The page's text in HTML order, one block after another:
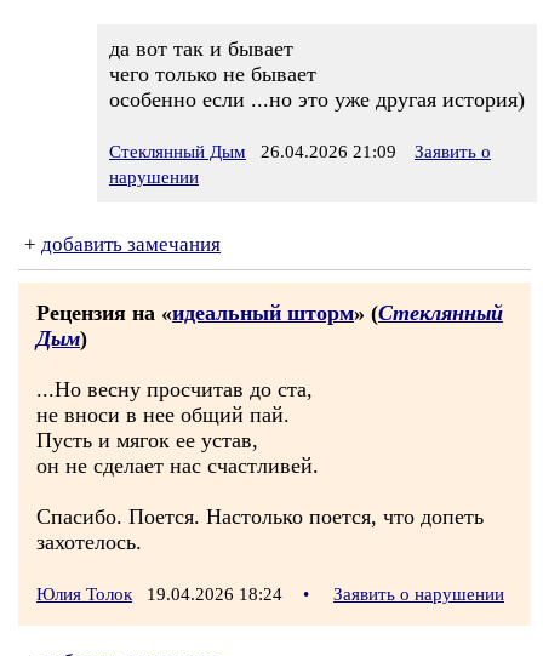
да вот так и бывает
чего только не бывает
особенно если ...но это уже другая история)
Стеклянный Дым 26.04.2026 21:09
Заявить о
нарушении
+ добавить замечания
Рецензия на «идеальный шторм» (Стеклянный
Дым)
...Но весну просчитав до ста,
не вноси в нее общий пай.
Пусть и мягок ее устав,
он не сделает нас счастливей.
Спасибо. Поется. Настолько поется, что допеть
захотелось.
Юлия Толок 19.04.2026 18:24 • Заявить о нарушении